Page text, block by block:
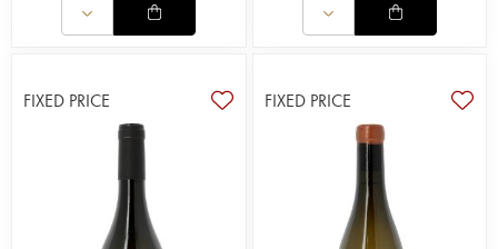
FIXED PRICE FIXED PRICE